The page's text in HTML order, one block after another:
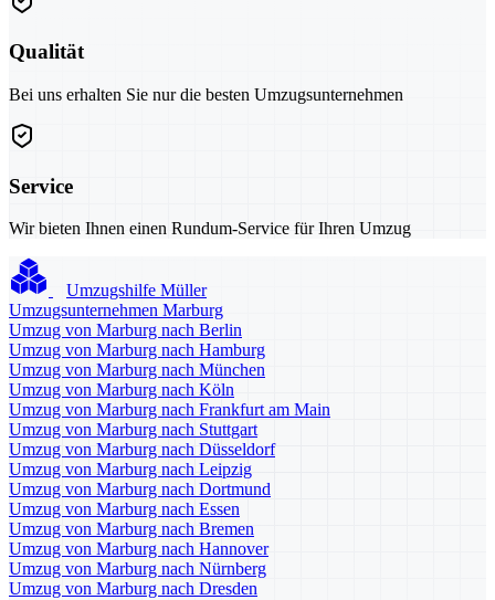
Qualität
Bei uns erhalten Sie nur die besten Umzugsunternehmen
Service
Wir bieten Ihnen einen Rundum-Service für Ihren Umzug
Umzugshilfe Müller
Umzugsunternehmen Marburg
Umzug von Marburg nach Berlin
Umzug von Marburg nach Hamburg
Umzug von Marburg nach München
Umzug von Marburg nach Köln
Umzug von Marburg nach Frankfurt am Main
Umzug von Marburg nach Stuttgart
Umzug von Marburg nach Düsseldorf
Umzug von Marburg nach Leipzig
Umzug von Marburg nach Dortmund
Umzug von Marburg nach Essen
Umzug von Marburg nach Bremen
Umzug von Marburg nach Hannover
Umzug von Marburg nach Nürnberg
Umzug von Marburg nach Dresden